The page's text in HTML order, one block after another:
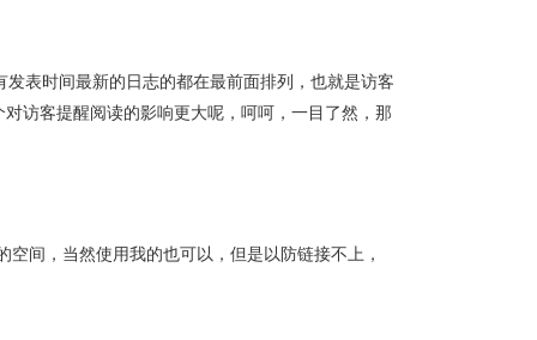
表时间最新的日志的都在最前面排列，也就是访客
访客提醒阅读的影响更大呢，呵呵，一目了然，那
间，当然使用我的也可以，但是以防链接不上，